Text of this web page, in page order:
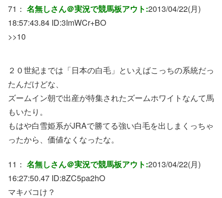
71： 名無しさん＠実況で競馬板アウト:2013/04/22(月)
18:57:43.84 ID:3ImWCr+BO
>>10
２０世紀までは「日本の白毛」といえばこっちの系統だっ
たんだけどな、
ズームイン朝で出産が特集されたズームホワイトなんて馬
もいたり。
もはや白雪姫系がJRAで勝てる強い白毛を出しまくっちゃ
ったから、価値なくなったな。
11： 名無しさん＠実況で競馬板アウト:2013/04/22(月)
16:27:50.47 ID:8ZC5pa2hO
マキバコけ？